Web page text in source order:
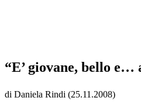
“E’ giovane, bello e…
di Daniela Rindi (25.11.2008)